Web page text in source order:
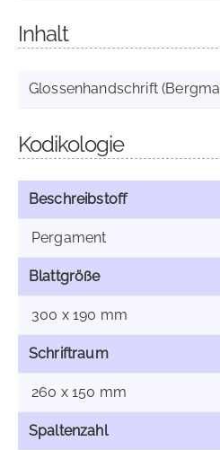
Inhalt
Glossenhandschrift
Kodikologie
Beschreibstoff
Pergament
Blattgröße
300 x 190 mm
Schriftraum
260 x 150 mm
Spaltenzahl